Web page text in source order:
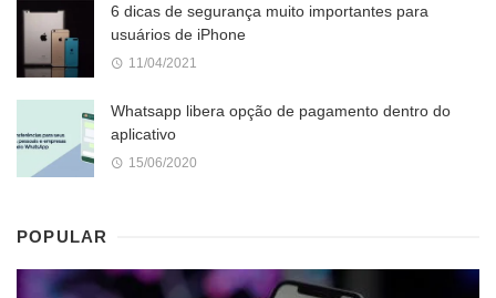
6 dicas de segurança muito importantes para
usuários de iPhone
11/04/2021
Whatsapp libera opção de pagamento dentro do
aplicativo
15/06/2020
POPULAR